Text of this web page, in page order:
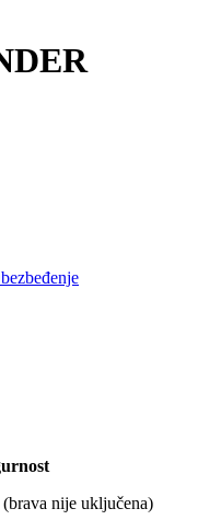
(brava nije uključena)